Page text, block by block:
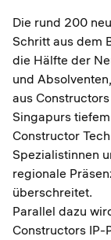
Die rund 200
Schritt aus dem
die Hälfte der
und
aus
Singapurs
Constructor
Spezialistinnen
regionale
überschreitet.
Parallel dazu
Constructors IP-